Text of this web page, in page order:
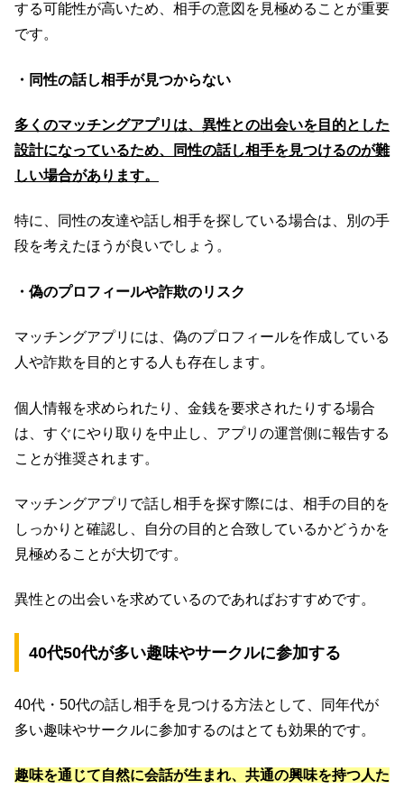
する可能性が高いため、相手の意図を見極めることが重要
です。
・同性の話し相手が見つからない
多くのマッチングアプリは、異性との出会いを目的とした
設計になっているため、同性の話し相手を見つけるのが難
しい場合があります。
特に、同性の友達や話し相手を探している場合は、別の手
段を考えたほうが良いでしょう。
・偽のプロフィールや詐欺のリスク
マッチングアプリには、偽のプロフィールを作成している
人や詐欺を目的とする人も存在します。
個人情報を求められたり、金銭を要求されたりする場合
は、すぐにやり取りを中止し、アプリの運営側に報告する
ことが推奨されます。
マッチングアプリで話し相手を探す際には、相手の目的を
しっかりと確認し、自分の目的と合致しているかどうかを
見極めることが大切です。
異性との出会いを求めているのであればおすすめです。
40代50代が多い趣味やサークルに参加する
40代・50代の話し相手を見つける方法として、同年代が
多い趣味やサークルに参加するのはとても効果的です。
趣味を通じて自然に会話が生まれ、共通の興味を持つ人た